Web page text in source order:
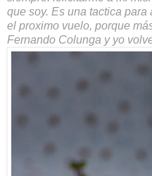
que soy. Es una tactica para
el proximo vuelo, porque
Fernando Colunga y yo